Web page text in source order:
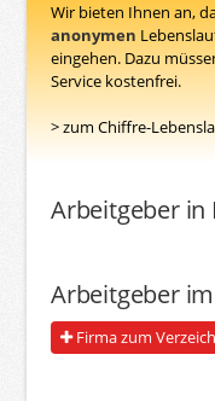
Wir bieten Ihnen an,
anonymen
eingehen. Dazu
Service kostenfrei.
> zum Chiffre-
Arbeitgeber in
Arbeitgeber
Firma zum